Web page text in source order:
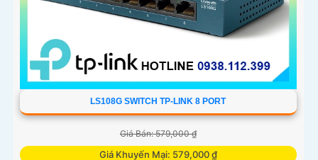
LS108G SWITCH TP-LINK 8 PORT
Giá Bán: 579,000 ₫
Giá Khuyến Mại: 579,000 ₫